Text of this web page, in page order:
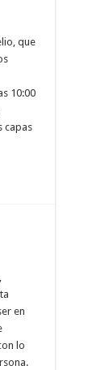
que
10:00
capas
en
lo